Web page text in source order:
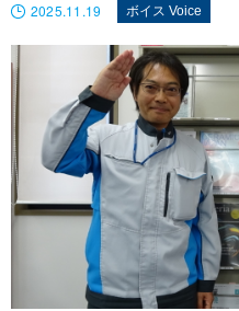
2025.11.19 ボイス Voice